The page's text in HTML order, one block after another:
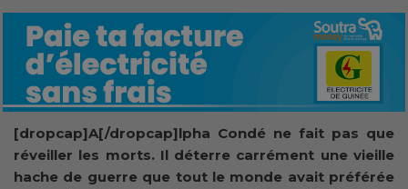
[dropcap]A[/dropcap]lpha Condé ne fait pas que
réveiller les morts. Il déterre carrément une vieille
hache de guerre que tout le monde avait préférée